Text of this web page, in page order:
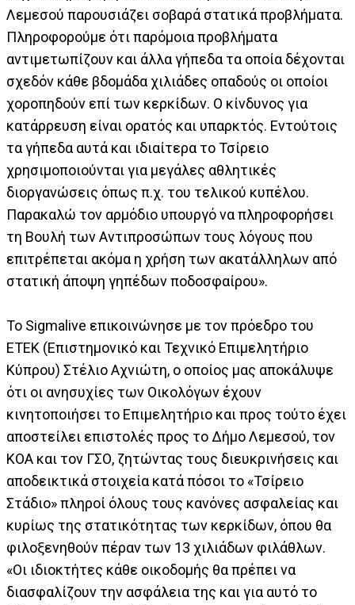
Λεμεσού παρουσιάζει σοβαρά στατικά προβλήματα.
Πληροφορούμε ότι παρόμοια προβλήματα
αντιμετωπίζουν και άλλα γήπεδα τα οποία δέχονται
σχεδόν κάθε βδομάδα χιλιάδες οπαδούς οι οποίοι
χοροπηδούν επί των κερκίδων. Ο κίνδυνος για
κατάρρευση είναι ορατός και υπαρκτός. Εντούτοις
τα γήπεδα αυτά και ιδιαίτερα το Τσίρειο
χρησιμοποιούνται για μεγάλες αθλητικές
διοργανώσεις όπως π.χ. του τελικού κυπέλου.
Παρακαλώ τον αρμόδιο υπουργό να πληροφορήσει
τη Βουλή των Αντιπροσώπων τους λόγους που
επιτρέπεται ακόμα η χρήση των ακατάλληλων από
στατική άποψη γηπέδων ποδοσφαίρου».
Το Sigmalive επικοινώνησε με τον πρόεδρο του
ΕΤΕΚ (Επιστημονικό και Τεχνικό Επιμελητήριο
Κύπρου) Στέλιο Αχνιώτη, ο οποίος μας αποκάλυψε
ότι οι ανησυχίες των Οικολόγων έχουν
κινητοποιήσει το Επιμελητήριο και προς τούτο έχει
αποστείλει επιστολές προς το Δήμο Λεμεσού, τον
ΚΟΑ και τον ΓΣΟ, ζητώντας τους διευκρινήσεις και
αποδεικτικά στοιχεία κατά πόσοι το «Τσίρειο
Στάδιο» πληροί όλους τους κανόνες ασφαλείας και
κυρίως της στατικότητας των κερκίδων, όπου θα
φιλοξενηθούν πέραν των 13 χιλιάδων φιλάθλων.
«Οι ιδιοκτήτες κάθε οικοδομής θα πρέπει να
διασφαλίζουν την ασφάλεια της και για αυτό το